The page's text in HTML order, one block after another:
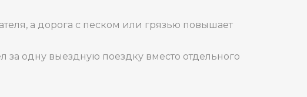
а дорога с песком или грязью повышает
за одну выездную поездку вместо отдельного